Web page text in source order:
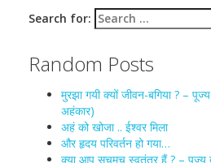
Search for:
Random Posts
मुरझा गयी क्यों जीवन-बगिया ? –
अहंकार)
अहं को खोजा .. ईश्वर मिला
और हृदय परिवर्तन हो गया…
क्या आप सचमुच स्वतंत्र हैं ? – पूज्य